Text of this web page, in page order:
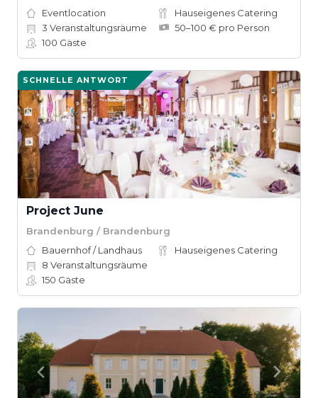
Eventlocation
Hauseigenes Catering
3 Veranstaltungsräume
50–100 € pro Person
100 Gäste
SCHNELLE ANTWORT
Project June
Brandenburg / Brandenburg
Bauernhof / Landhaus
Hauseigenes Catering
8 Veranstaltungsräume
150 Gäste